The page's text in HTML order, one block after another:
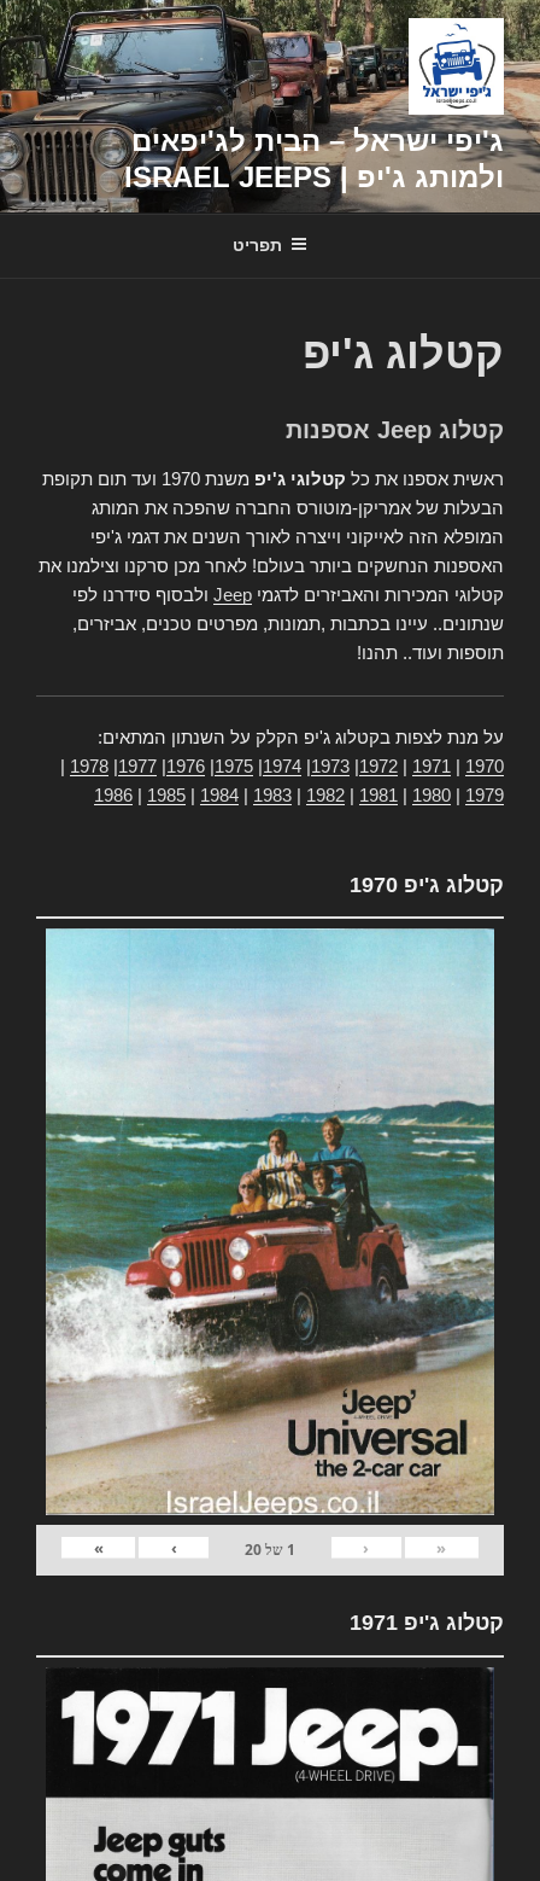
דילוג
לתוכן
ג'יפי ישראל – הבית לג'יפאים
ולמותג ג'יפ | ISRAEL JEEPS
תפריט
קטלוג ג'יפ
קטלוג Jeep אספנות
ראשית אספנו את כל קטלוגי ג'יפ
משנת 1970 ועד תום תקופת
הבעלות של אמריקן-מוטורס החברה שהפכה את המותג
המופלא הזה לאייקוני וייצרה לאורך השנים את דגמי ג'יפי
האספנות הנחשקים ביותר בעולם! לאחר מכן סרקנו וצילמנו את
קטלוגי המכירות והאביזרים לדגמי Jeep ולבסוף סידרנו לפי
שנתונים.. עיינו בכתבות ,תמונות, מפרטים טכנים, אביזרים,
תוספות ועוד.. תהנו!
על מנת לצפות בקטלוג ג'יפ הקלק על השנתון המתאים:
1970
1971
1972
1973
1974
1975
1976
1977
1978
1979
1980
1981
1982
1983
1984
1985
1986
קטלוג ג'יפ 1970
«
‹
1 של20
›
»
קטלוג ג'יפ 1971